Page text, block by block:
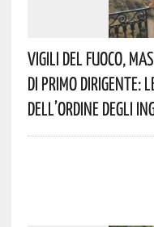
Vigili Del Fuoco,
Di Primo Dirigente:
Dell’Ordine Degli